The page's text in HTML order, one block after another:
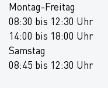
Montag-Freitag
08:30 bis 12:30 Uhr
14:00 bis 18:00 Uhr
Samstag
08:45 bis 12:30 Uhr